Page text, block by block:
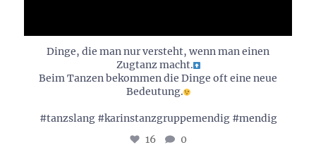
Dinge, die man nur versteht, wenn man einen
Zugtanz macht.
Beim Tanzen bekommen die Dinge oft eine neue
Bedeutung.
#tanzslang #karinstanzgruppemendig #mendig
16
0